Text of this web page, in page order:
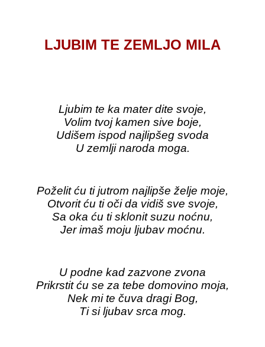
LJUBIM TE ZEMLJO MILA
Ljubim te ka mater dite svoje,
Volim tvoj kamen sive boje,
Udišem ispod najlipšeg svoda
U zemlji naroda moga.
Poželit ću ti jutrom najlipše želje moje,
Otvorit ću ti oči da vidiš sve svoje,
Sa oka ću ti sklonit suzu noćnu,
Jer imaš moju ljubav moćnu.
U podne kad zazvone zvona
Prikrstit ću se za tebe domovino moja,
Nek mi te čuva dragi Bog,
Ti si ljubav srca mog.